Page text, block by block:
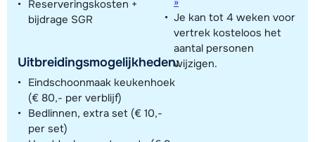
Reserveringskosten +
bijdrage SGR
Uitbreidingsmogelijkheden:
Eindschoonmaak keukenhoek
(€ 80,- per verblijf)
Bedlinnen, extra set (€ 10,-
per set)
Je kan tot 4 weken voor
vertrek kosteloos het
aantal personen
wijzigen.